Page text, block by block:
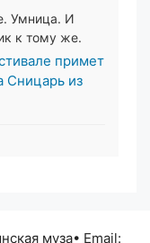
Умница. И
к тому же.
примет
Сницарь из
муза• Email: